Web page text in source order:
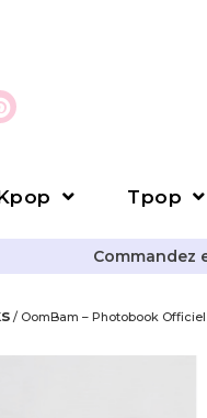
Tpop
Commandez
/ OomBam – Photobook